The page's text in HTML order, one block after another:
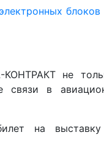
блоков
не
связи в
билет на